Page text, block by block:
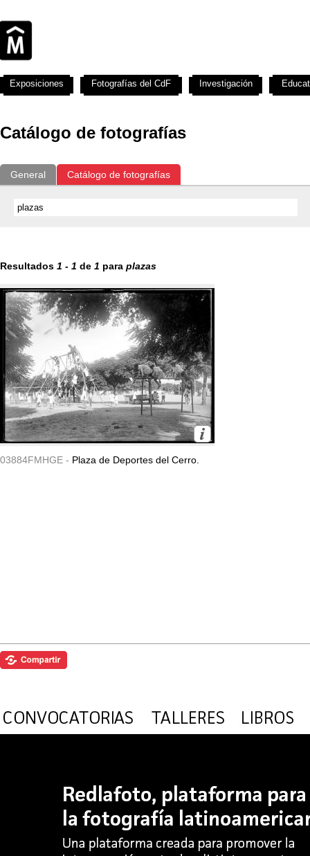
Catálogo de fotografías
General Catálogo de fotografías
Resultados 1 - 1 de 1 para plazas
03884FMHGE - Plaza de Deportes del Cerro.
Exposiciones Fotografías del CdF Investigación